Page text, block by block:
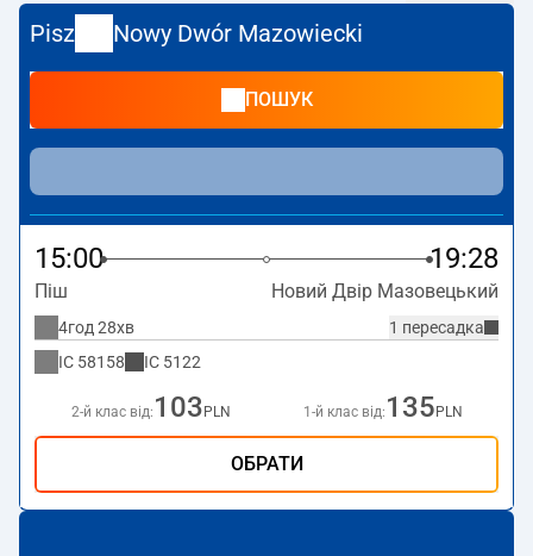
Nowy Dwór Mazowiecki вирушає о 15:00. Наразі на
маршруті
Pisz–Nowy Dwór Mazowieckiне курсують інші
потяги перевізника PKP Intercity. Потяг завершує
маршрут на станції Nowy Dwór Mazowiecki.
Pisz Nowy Dwór Mazowiecki
ПОШУК
15:00 19:28
Піш Новий Двір Мазовецький
1 пересадка
4год 28хв
IC 58158 IC 5122
2-й клас від: 103 PLN 1-й клас від: 135 PLN
ОБРАТИ